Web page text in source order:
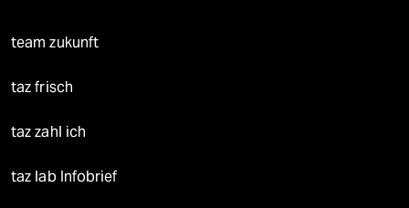
team zukunft
taz frisch
taz zahl ich
taz lab Infobrief